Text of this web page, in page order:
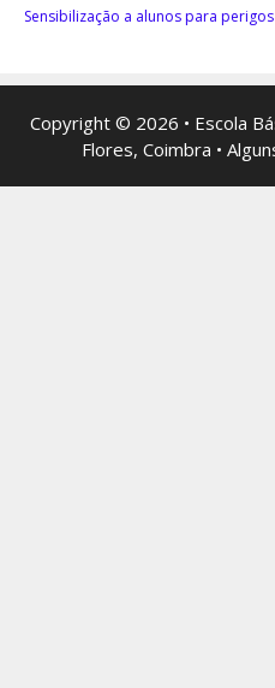
Sensibilização a alunos para
Copyright © 2026 • Escola
Flores, Coimbra •